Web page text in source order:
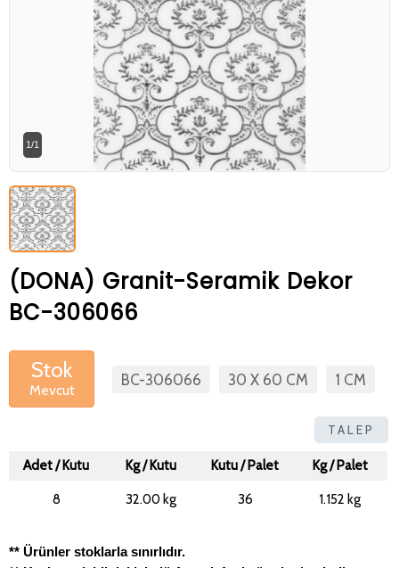
1/1
(DONA) Granit-Seramik Dekor
BC-306066
Stok
Mevcut
BC-306066 30 X 60 CM 1 CM
TALEP
Adet / Kutu Kg / Kutu Kutu / Palet Kg / Palet
8 32.00 kg 36 1.152 kg
** Ürünler stoklarla sınırlıdır.